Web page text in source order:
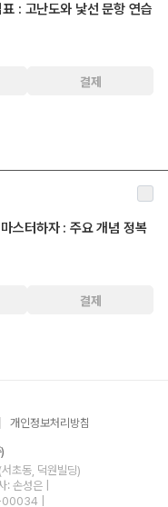
: 고난도와 낯선 문항 연습
결제
스터하자 : 주요 개념 정복
결제
개인정보처리방침
초동, 덕원빌딩)
: 손성은 |
00034